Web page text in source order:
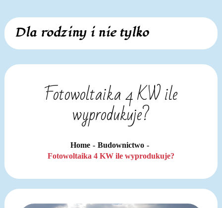
Skip
content
Dla rodziny i nie tylko
Fotowoltaika 4 KW ile
wyprodukuje?
Home
Budownictwo
Fotowoltaika 4 KW ile wyprodukuje?